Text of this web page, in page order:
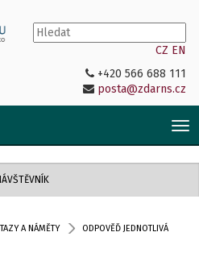
CZ EN
+420 566 688 111
posta@zdarns.cz
A NÁMĚTY ODPOVĚĎ JEDNOTLIVÁ